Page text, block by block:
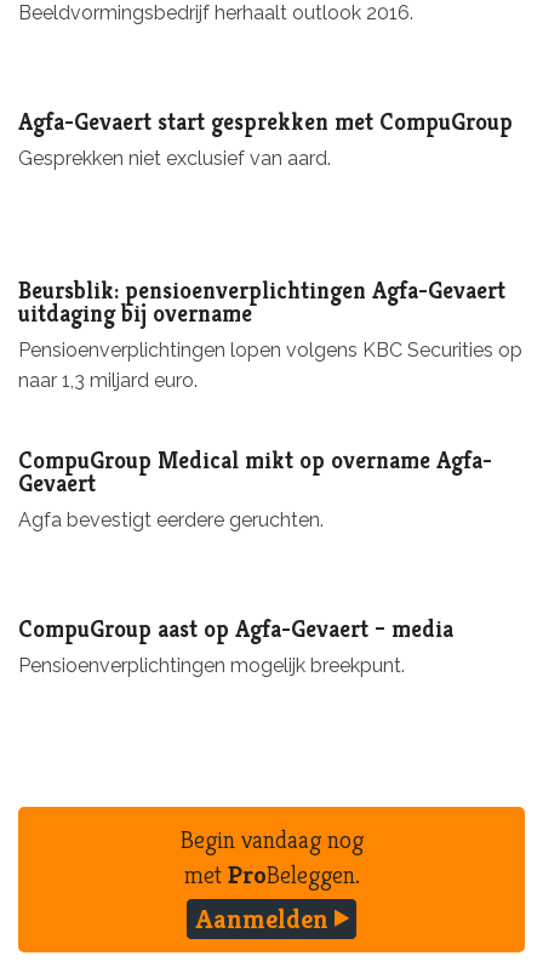
Beeldvormingsbedrijf herhaalt outlook 2016.
Agfa-Gevaert start gesprekken met CompuGroup
Gesprekken niet exclusief van aard.
Beursblik: pensioenverplichtingen Agfa-Gevaert
uitdaging bij overname
Pensioenverplichtingen lopen volgens KBC Securities op
naar 1,3 miljard euro.
CompuGroup Medical mikt op overname Agfa-
Gevaert
Agfa bevestigt eerdere geruchten.
CompuGroup aast op Agfa-Gevaert – media
Pensioenverplichtingen mogelijk breekpunt.
Begin vandaag nog
metProBeleggen.
Aanmelden